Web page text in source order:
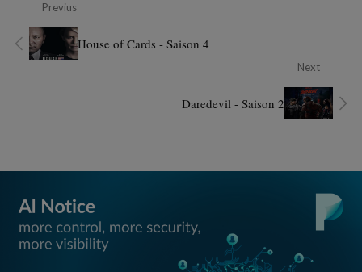
Previus
House of Cards - Saison 4
Next
Daredevil - Saison 2